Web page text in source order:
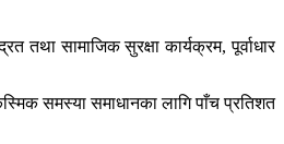
तथा सामाजिक सुरक्षा कार्यक्रम, पूर्वाधार
समस्या समाधानका लागि पाँच प्रतिशत